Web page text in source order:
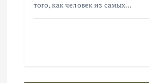
того, как человек из самых…